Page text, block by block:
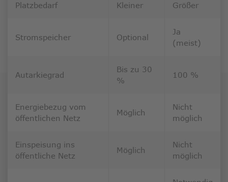
Platzbedarf Kleiner Größer
Stromspeicher Optional
Ja
(meist)
Autarkiegrad
Bis zu 30
%
100 %
Energiebezug vom
öffentlichen Netz
Möglich
Nicht
möglich
Einspeisung ins
öffentliche Netz
Möglich
Nicht
möglich